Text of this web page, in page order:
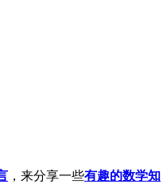
，来分享一些有趣的数学知